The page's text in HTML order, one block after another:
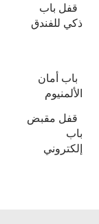
قفل باب
ذكي للفندق
باب أمان
الألمنيوم
قفل مقبض
باب
إلكتروني